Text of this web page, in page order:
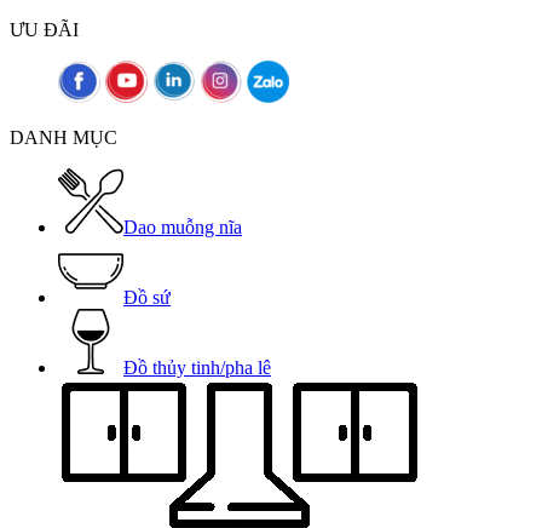
ƯU ĐÃI
DANH MỤC
Dao muỗng nĩa
Đồ sứ
Đồ thủy tinh/pha lê